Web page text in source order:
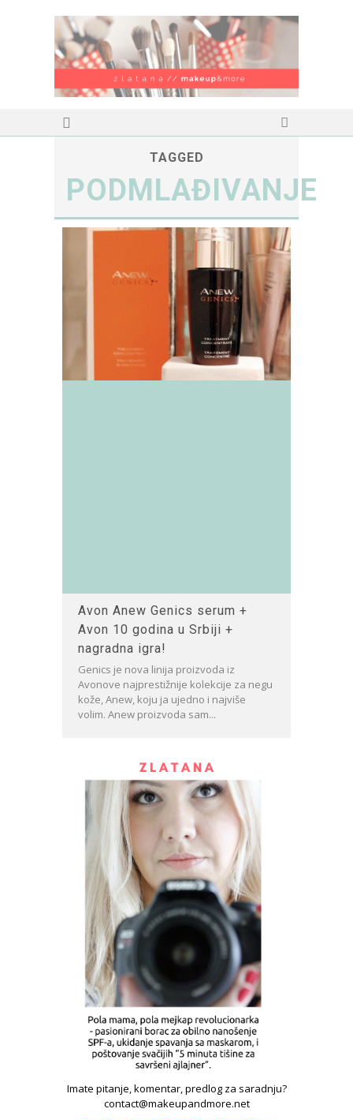
TAGGED
PODMLAĐIVANJE
Avon Anew Genics serum +
Avon 10 godina u Srbiji +
nagradna igra!
Genics je nova linija proizvoda iz
Avonove najprestižnije kolekcije za negu
kože, Anew, koju ja ujedno i najviše
volim. Anew proizvoda sam...
Imate pitanje, komentar, predlog za saradnju?
contact@makeupandmore.net